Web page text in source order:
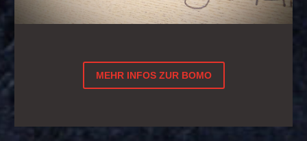
MEHR INFOS ZUR BOMO